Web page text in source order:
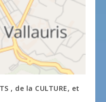
, de la CULTURE, et